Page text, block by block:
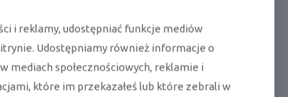
i reklamy, udostępniać funkcje mediów
Udostępniamy również informacje o
mediach społecznościowych, reklamie i
które im przekazałeś lub które zebrali w